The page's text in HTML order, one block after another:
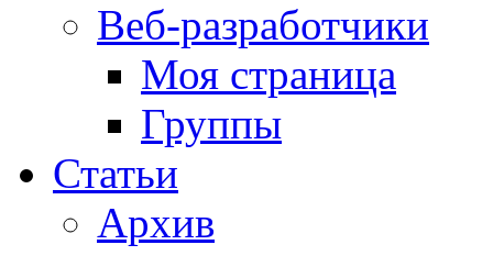
Веб-разработчики
Моя страница
Группы
Статьи
Архив